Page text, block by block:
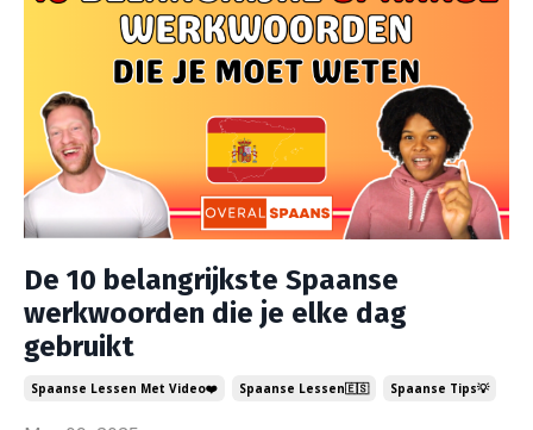
De 10 belangrijkste Spaanse
werkwoorden die je elke dag
gebruikt
Spaanse Lessen Met Video❤️ Spaanse Lessen🇪🇸 Spaanse Tips💡